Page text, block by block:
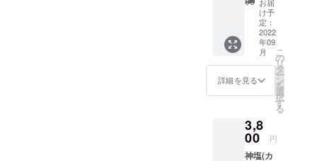
麻 主
原料の
原産国
日本 プ
レー
ン・
ミック
ス・あ
おさの
セット
です。
炒め
物、お
け予
定：
2022
年09
月
詳細を見る
こ
の
リ
タ
ー
ン
を
選
択
す
る
3,8
00 円
神塩(カ